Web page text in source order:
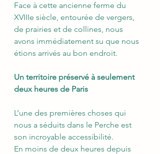
Face à cette ancienne ferme du
XVIIIe siècle, entourée de vergers,
de prairies et de collines, nous
avons immédiatement su que nous
étions arrivés au bon endroit.
Un territoire préservé à seulement
deux heures de Paris
L’une des premières choses qui
nous a séduits dans le Perche est
son incroyable accessibilité.
En moins de deux heures depuis